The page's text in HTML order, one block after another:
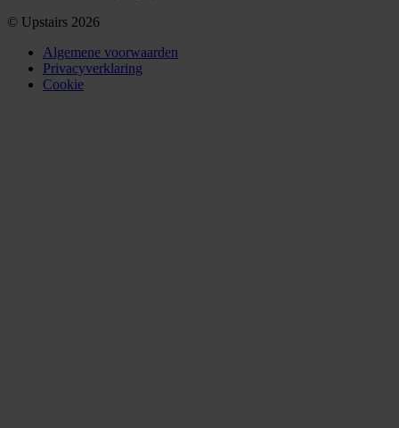
© Upstairs 2026
Algemene voorwaarden
Privacyverklaring
Cookie